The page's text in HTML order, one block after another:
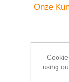
Onze
using